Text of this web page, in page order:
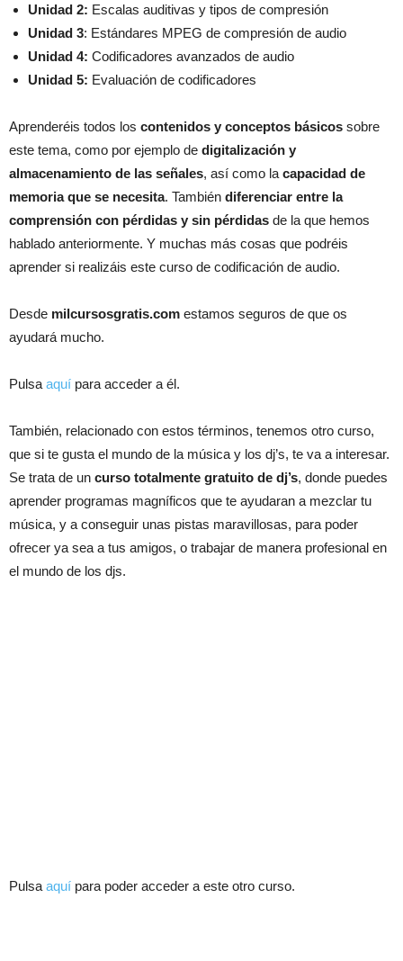
Unidad 2: Escalas auditivas y tipos de compresión
Unidad 3: Estándares MPEG de compresión de audio
Unidad 4: Codificadores avanzados de audio
Unidad 5: Evaluación de codificadores
Aprenderéis todos los contenidos y conceptos básicos sobre
este tema, como por ejemplo de digitalización y
almacenamiento de las señales, así como la capacidad de
memoria que se necesita. También diferenciar entre la
comprensión con pérdidas y sin pérdidas de la que hemos
hablado anteriormente. Y muchas más cosas que podréis
aprender si realizáis este curso de codificación de audio.
Desde milcursosgratis.com estamos seguros de que os
ayudará mucho.
Pulsa aquí para acceder a él.
También, relacionado con estos términos, tenemos otro curso,
que si te gusta el mundo de la música y los dj’s, te va a interesar.
Se trata de un curso totalmente gratuito de dj’s, donde puedes
aprender programas magníficos que te ayudaran a mezclar tu
música, y a conseguir unas pistas maravillosas, para poder
ofrecer ya sea a tus amigos, o trabajar de manera profesional en
el mundo de los djs.
Pulsa aquí para poder acceder a este otro curso.